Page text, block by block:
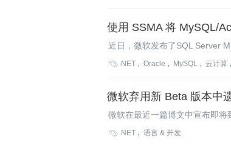
使用 SSMA 将 MySQL/
近日，微软发布了SQL Server
for Sybase v4.2以及SSMA for
 .NET Oracle MySQL 云计算
微软弃用新 Beta 版本中
微软在最近一篇博文中宣布即将
Windows Workflow
 .NET 语言 & 开发